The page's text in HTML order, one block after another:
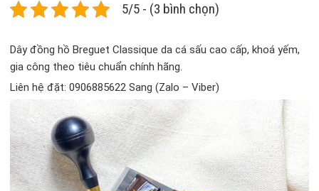
5/5 - (3 bình chọn)
Dây đồng hồ Breguet Classique da cá sấu cao cấp, khoá yếm,
gia công theo tiêu chuẩn chính hãng.
Liên hệ đặt: 0906885622 Sang (Zalo – Viber)